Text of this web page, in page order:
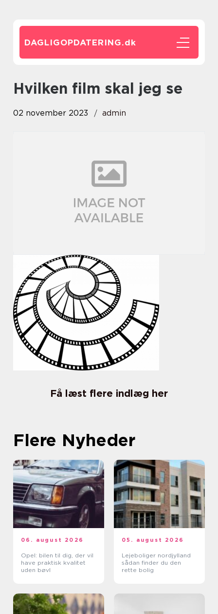
DAGLIGOPDATERING.dk
hvilken film skal jeg se
02 november 2023 admin
Få læst flere indlæg her
Flere Nyheder
06. august 2026
Opel: bilen til dig, der vil
have praktisk kvalitet
uden bøvl
05. august 2026
Lejeboliger nordjylland
sådan finder du den
rette bolig